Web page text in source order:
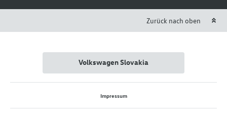
Zurück nach oben
Volkswagen Slovakia
Impressum